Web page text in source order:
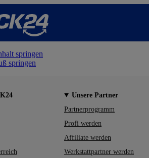
springen
springen
Unsere Partner
Partnerprogramm
Profi werden
Affiliate werden
Werkstattpartner werden